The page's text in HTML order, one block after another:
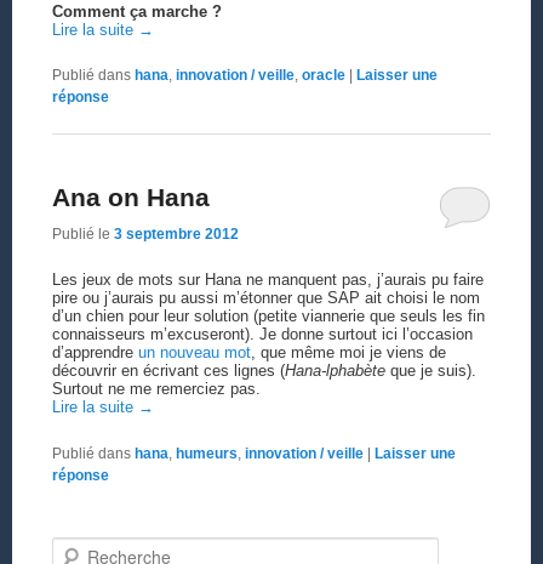
Comment ça marche ?
Lire la suite →
Publié dans hana, innovation / veille, oracle | Laisser une
réponse
Ana on Hana
Publié le 3 septembre 2012
Les jeux de mots sur Hana ne manquent pas, j’aurais pu faire
pire ou j’aurais pu aussi m’étonner que SAP ait choisi le nom
d’un chien pour leur solution (petite viannerie que seuls les fin
connaisseurs m’excuseront). Je donne surtout ici l’occasion
d’apprendre un nouveau mot, que même moi je viens de
découvrir en écrivant ces lignes (Hana-lphabèteque je suis).
Surtout ne me remerciez pas.
Lire la suite →
Publié dans hana humeurs innovation / veille | Laisser une
réponse
Recherche